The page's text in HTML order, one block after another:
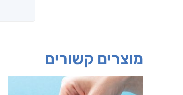
מוצרים קשורים